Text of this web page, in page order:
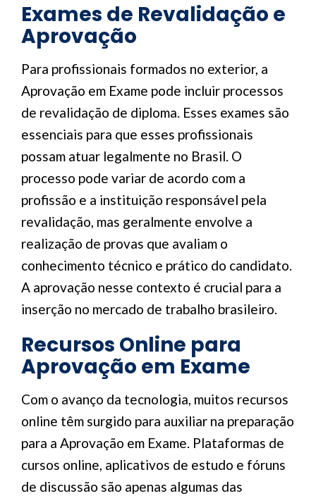
Exames de Revalidação e
Aprovação
Para profissionais formados no exterior, a
Aprovação em Exame pode incluir processos
de revalidação de diploma. Esses exames são
essenciais para que esses profissionais
possam atuar legalmente no Brasil. O
processo pode variar de acordo com a
profissão e a instituição responsável pela
revalidação, mas geralmente envolve a
realização de provas que avaliam o
conhecimento técnico e prático do candidato.
A aprovação nesse contexto é crucial para a
inserção no mercado de trabalho brasileiro.
Recursos Online para
Aprovação em Exame
Com o avanço da tecnologia, muitos recursos
online têm surgido para auxiliar na preparação
para a Aprovação em Exame. Plataformas de
cursos online, aplicativos de estudo e fóruns
de discussão são apenas algumas das